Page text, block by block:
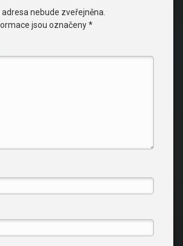
nebude zveřejněna.
jsou označeny*